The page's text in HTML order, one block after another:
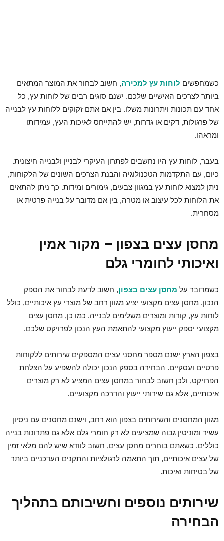
כשמחפשים לוחות עץ למכירה, חשוב לבחור את המוצר המתאים
ביותר לצרכים האישיים שלכם. ישנם סוגים רבים של לוחות עץ, כל
אחד עם תכונות ויתרונות משלו. בין אם אתם זקוקים ללוחות עץ לבנייה
של פרגולות, דקים או גדרות, יש להתייחס לאיכות העץ, עמידותו
ומראהו.
בעבר, לוחות עץ היו נחשבים לפתרון העיקרי לבניין ולבנייה חיצונית.
כיום, עם התקדמות הטכנולוגיה והבנת הצרכים השונים של הלקוחות,
ניתן למצוא לוחות עץ במגוון צבעים, גימורים ומידות. כך ניתן להתאים
את הלוחות לכל עיצוב או מטרה, בין אם מדובר על בנייה פרטית או
מסחרית.
מחסן עצים בצפון – מקור אמין
ואיכותי לחומרי גלם
כשמדובר על מחסן עצים בצפון, חשוב לדעת לבחור את הספק
הנכון. מחסן עצים מקצועי יציע מגוון רחב של מוצרי עץ איכותיים, כולל
לוחות עץ, קורות ומוצרים משלימים לבנייה. כמו כן, מחסן עצים
מקצועי יספק ייעוץ מקצועי להתאמת העץ הנכון לפרויקט שלכם.
בצפון הארץ ישנם מספר מחסני עצים המספקים שירותים ללקוחות
פרטיים ועסקיים. הבחירה בספק הנכון יכולה להשפיע על הצלחת
הפרויקט, ולכן חשוב לבחור במחסן עצים המציע לא רק מוצרים
איכותיים, אלא גם שירותי ייעוץ והדרכה מקצועיים.
מגוון המחסנים והשירותים בצפון הוא רחב, וישנם מחסנים עם ניסיון
עשיר ומוניטין גבוה שמציעים לא רק חומרי גלם אלא גם פתרונות בנייה
כוללים. כשאתם בוחרים מחסן עצים, חשוב לוודא שיש להם מלאי זמין
של עצים איכותיים, תוך התאמה לרגולציות והתקנים העדכניים ביותר
של בטיחות ואיכות.
שירותים נוספים וחשיבותם בתהליך
הבחירה